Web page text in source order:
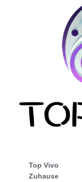
Top Vivo
Zuhause